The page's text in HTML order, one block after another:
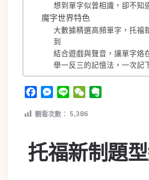
想到單字似曾相識，卻不知
魔字世界特色
大數據精選高頻單字，托福
到
結合遊戲與聲音，讓單字烙
舉一反三的記憶法，一次記
FacebookMessenger
Line WeChat
觀看次數： 5,386
托福新制題